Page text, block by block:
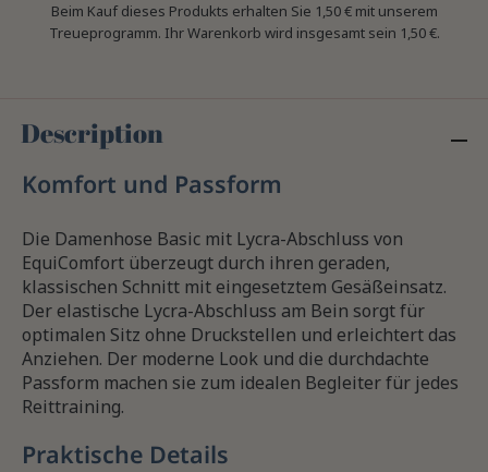
Beim Kauf dieses Produkts erhalten Sie 1,50 €mit unserem
Treueprogramm. Ihr Warenkorb wird insgesamt sein 1,50 €.
Description
Komfort und Passform
Die Damenhose Basic mit Lycra-Abschluss von
EquiComfort überzeugt durch ihren geraden,
klassischen Schnitt mit eingesetztem Gesäßeinsatz.
Der elastische Lycra-Abschluss am Bein sorgt für
optimalen Sitz ohne Druckstellen und erleichtert das
Anziehen. Der moderne Look und die durchdachte
Passform machen sie zum idealen Begleiter für jedes
Reittraining.
Praktische Details